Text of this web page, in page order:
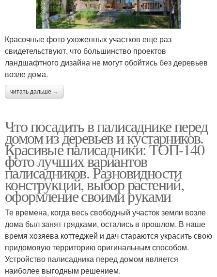
Красочные фото ухоженных участков еще раз
свидетельствуют, что большинство проектов
ландшафтного дизайна не могут обойтись без деревьев
возле дома.
читать дальше →
Что посадить в палисаднике перед
домом из деревьев и кустарников.
Красивые палисадники: ТОП-140
фото лучших вариантов
палисадников. Разновидности
конструкций, выбор растений,
оформление своими руками
Те времена, когда весь свободный участок земли возле
дома был занят грядками, остались в прошлом. В наше
время хозяева коттеджей и дач стараются украсить свою
придомовую территорию оригинальным способом.
Устройство палисадника перед домом является
наиболее выгодным решением.